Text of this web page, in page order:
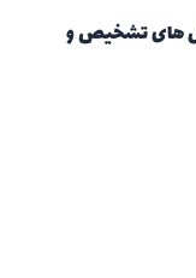
های تشخیص و